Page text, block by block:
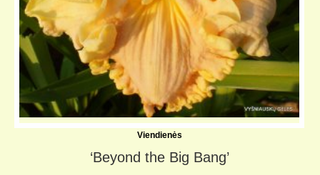
Viendienės
‘Beyond the Big Bang’